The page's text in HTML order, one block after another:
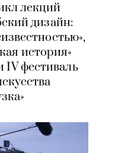
лекций
дизайн:
история»
IV фестиваль